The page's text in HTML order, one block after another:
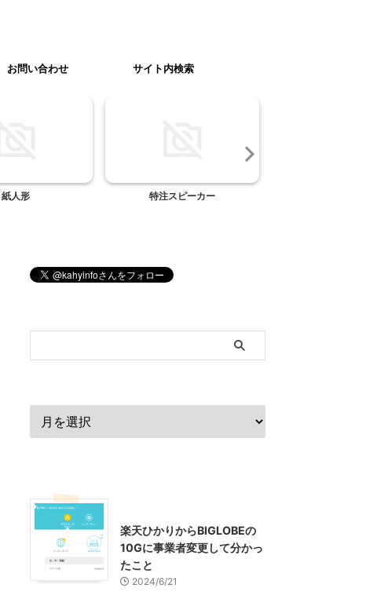
お問い合わせ サイト内検索
紙人形 特注スピーカー
楽天ひかりからBIGLOBEの
10Gに事業者変更して分かっ
たこと
2024/6/21